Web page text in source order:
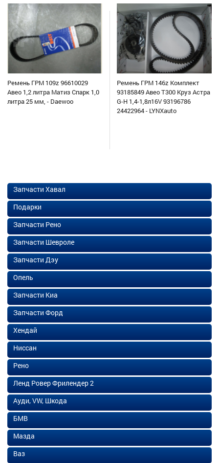
Ремень ГРМ 109z 96610029
Авео 1,2 литра Матиз Спарк 1,0
литра 25 мм, - Daewoo
Ремень ГРМ 146z Комплект
93185849 Авео Т300 Круз Астра
G-H 1,4-1,8л16V 93196786
24422964 - LYNXauto
Запчасти Хавал
Подарки
Запчасти Рено
Запчасти Шевроле
Запчасти Дэу
Опель
Запчасти Киа
Запчасти Форд
Хендай
Ниссан
Рено
Ленд Ровер Фрилендер 2
Ауди, VW, Шкода
БМВ
Мазда
Ваз